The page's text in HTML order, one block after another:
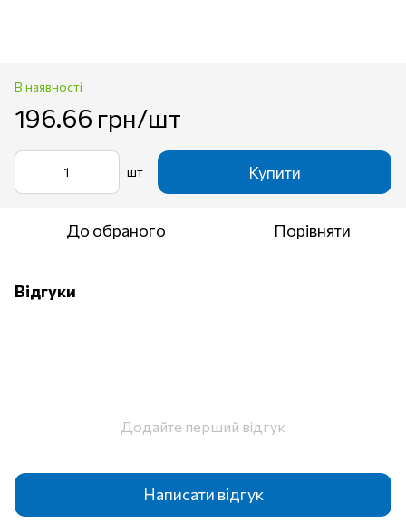
В наявності
196.66 грн/шт
шт Купити
До обраного Порівняти
Відгуки
Додайте перший відгук
Написати відгук